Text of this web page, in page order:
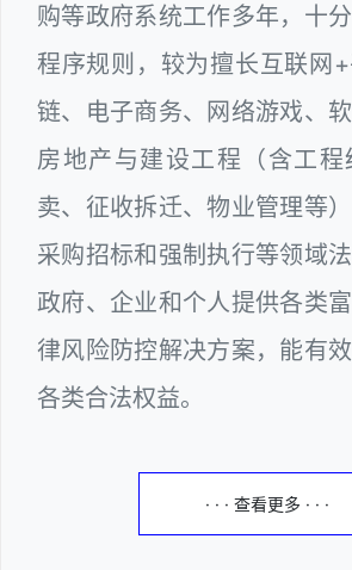
购等政府系统工作多年，十
程序规则，较为擅长互联网
链、电子商务、网络游戏、软
房地产与建设工程（含工程
卖、征收拆迁、物业管理等）
采购招标和强制执行等领域
政府、企业和个人提供各类
律风险防控解决方案，能有
各类合法权益。
· · · 查看更多 · · ·